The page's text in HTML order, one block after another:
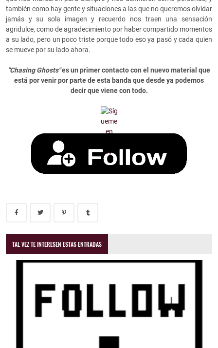
también como hay gente y situaciones a las que no queremos olvidar
jamás y su sola imagen y recuerdo nos traen una sensación
agridulce, como de agradecimiento por haber compartido momentos
a su lado, pero un poco triste porque todo eso ya pasó y cada quien
se mueve por su lado ahora.
"Chasing Ghosts"es un primer contacto con el nuevo material que
está por venir por parte de esta banda que desde ya podemos
decir que viene con todo.
TAL VEZ TE INTERESEN ESTAS ENTRADAS